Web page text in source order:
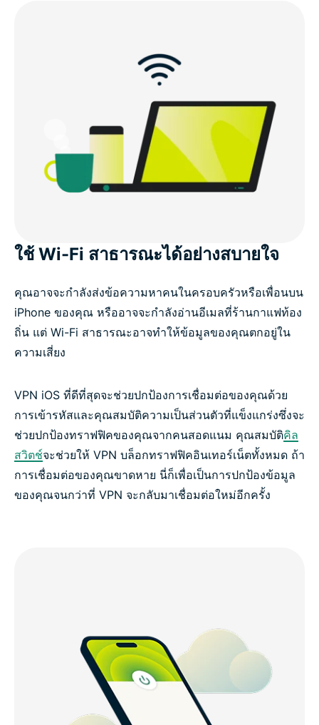
ลองใช้ ExpressVPN อย่างไม่มีความเสี่ยงบน iPhone
ใช้ Wi-Fi สาธารณะได้อย่างสบายใจ
คุณอาจจะกำลังส่งข้อความหาคนในครอบครัวหรือเพื่อนบน
iPhone ของคุณ หรืออาจจะกำลังอ่านอีเมลที่ร้านกาแฟท้อง
ถิ่น แต่ Wi-Fi สาธารณะอาจทำให้ข้อมูลของคุณตกอยู่ใน
ความเสี่ยง
VPN iOS ที่ดีที่สุดจะช่วยปกป้องการเชื่อมต่อของคุณด้วย
การเข้ารหัสและคุณสมบัติความเป็นส่วนตัวที่แข็งแกร่งซึ่งจะ
ช่วยปกป้องทราฟฟิคของคุณจากคนสอดแนม คุณสมบัติคิล
สวิตช์จะช่วยให้ VPN บล็อกทราฟฟิคอินเทอร์เน็ตทั้งหมด ถ้า
การเชื่อมต่อของคุณขาดหาย นี่ก็เพื่อเป็นการปกป้องข้อมูล
ของคุณจนกว่าที่ VPN จะกลับมาเชื่อมต่อใหม่อีกครั้ง